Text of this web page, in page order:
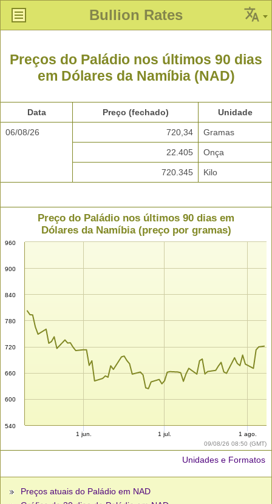
Bullion Rates
Preços do Paládio nos últimos 90 dias
em Dólares da Namíbia (NAD)
Data Preço (fechado) Unidade
06/08/26 720,34 Gramas
22.405 Onça
720.345 Kilo
09/08/26 08:50 (GMT)
Preço do Paládio nos últimos 90 dias em
Dólares da Namíbia (preço por gramas)
540
600
660
720
780
840
900
960
1 jun. 1 jul. 1 ago.
Unidades e Formatos
Preços atuais do Paládio em NAD